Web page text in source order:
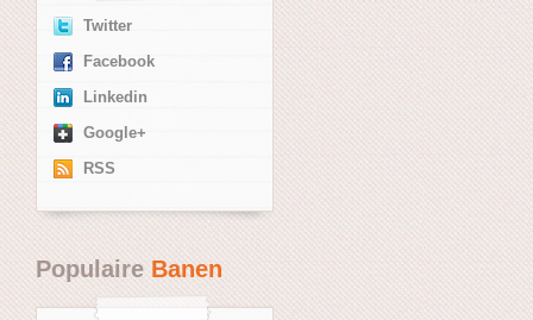
Twitter
Facebook
Linkedin
Google+
RSS
PopulaireBanen